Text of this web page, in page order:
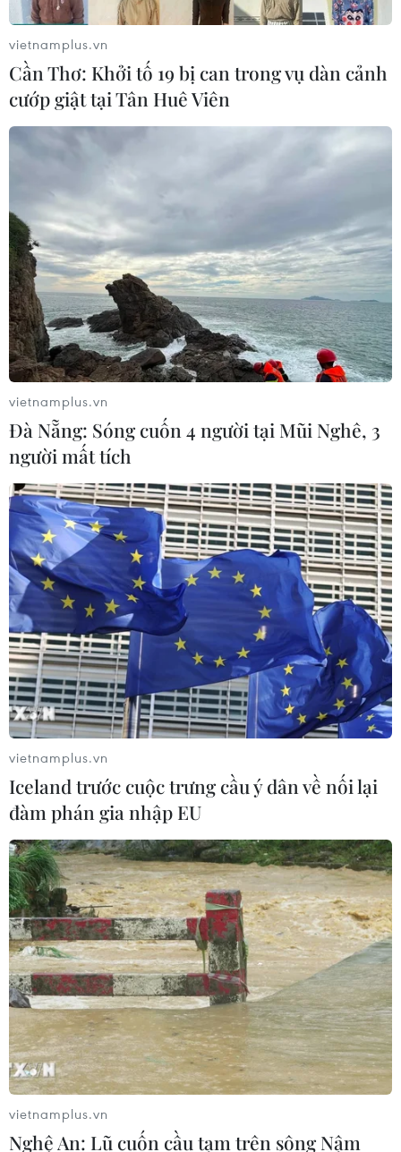
TIN CÙNG CHUYÊN MỤC
Trung Quốc nâng mức ứng phó khẩn
cấp với bão Dolphin
08/08/2026 07:10
vietnamplus.vn
Cần Thơ: Khởi tố 19 bị can trong vụ dàn cảnh
cướp giật tại Tân Huê Viên
vietnamplus.vn
Đà Nẵng: Sóng cuốn 4 người tại Mũi Nghê, 3
người mất tích
vietnamplus.vn
Iceland trước cuộc trưng cầu ý dân về nối lại
đàm phán gia nhập EU
vietnamplus.vn
Nghệ An: Lũ cuốn cầu tạm trên sông Nậm